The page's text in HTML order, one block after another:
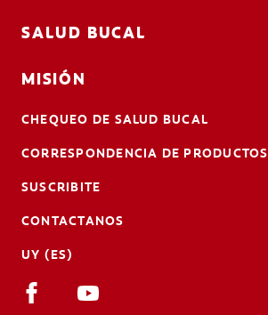
SALUD BUCAL
MISIÓN
CHEQUEO DE SALUD BUCAL
CORRESPONDENCIA DE PRODUCTOS
SUSCRIBITE
CONTACTANOS
UY (ES)